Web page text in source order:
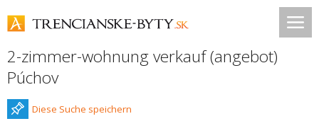
2-zimmer-wohnung verkauf (angebot)
Púchov
Diese Suche speichern